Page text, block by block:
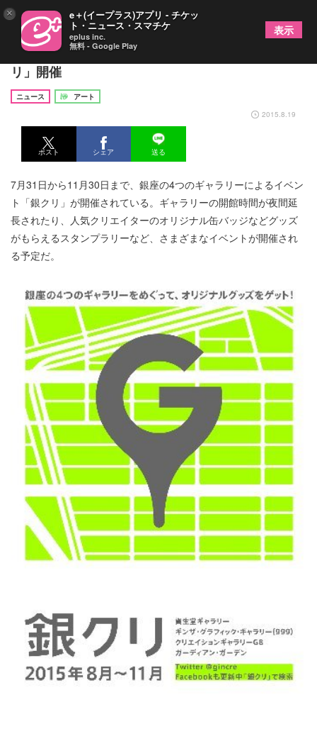
銀座4つのギャラリーによる合同イベント「銀ク
リ」開催
ニュース
アート
2015.8.19
ポスト シェア 送る
7月31日から11月30日まで、銀座の4つのギャラリーによるイベン
ト「銀クリ」が開催されている。ギャラリーの開館時間が夜間延
長されたり、人気クリエイターのオリジナル缶バッジなどグッズ
がもらえるスタンプラリーなど、さまざまなイベントが開催され
る予定だ。
× e＋(イープラス)アプリ - チケッ
ト・ニュース・スマチケ
eplus inc.
無料 - Google Play
表示